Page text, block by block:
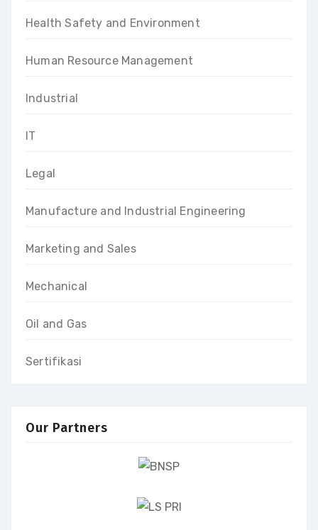
Health Safety and Environment
Human Resource Management
Industrial
IT
Legal
Manufacture and Industrial Engineering
Marketing and Sales
Mechanical
Oil and Gas
Sertifikasi
Our Partners